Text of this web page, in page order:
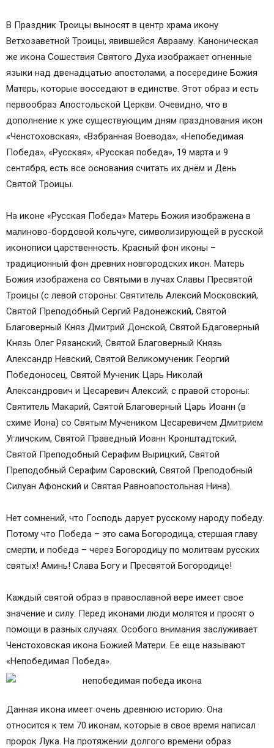
В Праздник Троицы выносят в центр храма икону
Ветхозаветной Троицы, явившейся Аврааму. Каноническая
же икона Сошествия Святого Духа изображает огненные
языки над двенадцатью апостолами, а посередине Божия
Матерь, которые восседают в единстве. Этот образ и есть
первообраз Апостольской Церкви. Очевидно, что в
дополнение к уже существующим дням празднования икон
«Ченстоховская», «Взбранная Воевода», «Непобедимая
Победа», «Русская», «Русская победа», 19 марта и 9
сентября, есть все основания считать их днём и День
Святой Троицы.
На иконе «Русская Победа» Матерь Божия изображена в
малиново-бордовой кольчуге, символизирующей в русской
иконописи царственность. Красный фон иконы –
традиционный фон древних новгородских икон. Матерь
Божия изображена со Святыми в лучах Славы Пресвятой
Троицы (с левой стороны: Святитель Алексий Московский,
Святой Преподобный Сергий Радонежский, Святой
Благоверный Княз Дмитрий Донской, Святой Бдаговерный
Князь Олег Рязанский, Святой Благоверный Князь
Александр Невский, Святой Великомученик Георгий
Победоносец, Святой Мученик Царь Николай
Александрович и Цесаревич Алексий; с правой стороны:
Святитель Макарий, Святой Благоверный Царь Иоанн (в
схиме Иона) со Святым Мучеником Цесаревичем Дмитрием
Угличским, Святой Праведный Иоанн Кронштадтский,
Святой Преподобный Серафим Вырицкий, Святой
Преподобный Серафим Саровский, Святой Преподобный
Силуан Афонский и Святая Равноапостольная Нина).
Нет сомнений, что Господь дарует русскому народу победу.
Потому что Победа – это сама Богородица, стершая главу
смерти, и победа – через Богородицу по молитвам русских
святых! Аминь! Слава Богу и Пресвятой Богородице!
Каждый святой образ в православной вере имеет свое
значение и силу. Перед иконами люди молятся и просят о
помощи в разных случаях. Особого внимания заслуживает
Ченстоховская икона Божией Матери. Ее еще называют
«Непобедимая Победа».
Данная икона имеет очень древнюю историю. Она
относится к тем 70 иконам, которые в свое время написал
пророк Лука. На протяжении долгого времени образ